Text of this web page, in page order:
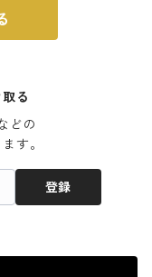
る
どの
す。
登録